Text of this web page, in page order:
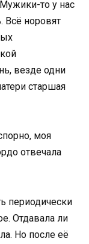
то у нас
Всё норовят
везде одни
старшая
моя
отвечала
периодически
Отдавала ли
Но после её